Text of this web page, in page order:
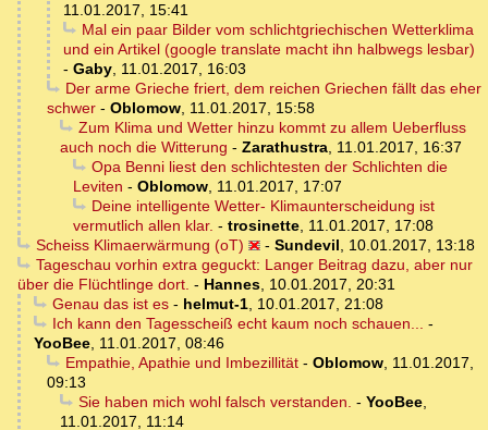
11.01.2017, 15:41
Mal ein paar Bilder vom schlichtgriechischen Wetterklima
und ein Artikel (google translate macht ihn halbwegs lesbar)
- Gaby, 11.01.2017, 16:03
Der arme Grieche friert, dem reichen Griechen fällt das eher
schwer - Oblomow, 11.01.2017, 15:58
Zum Klima und Wetter hinzu kommt zu allem Ueberfluss
auch noch die Witterung - Zarathustra, 11.01.2017, 16:37
Opa Benni liest den schlichtesten der Schlichten die
Leviten - Oblomow, 11.01.2017, 17:07
Deine intelligente Wetter- Klimaunterscheidung ist
vermutlich allen klar. - trosinette, 11.01.2017, 17:08
Scheiss Klimaerwärmung (oT)
- Sundevil, 10.01.2017, 13:18
Tageschau vorhin extra geguckt: Langer Beitrag dazu, aber nur
über die Flüchtlinge dort. - Hannes, 10.01.2017, 20:31
Genau das ist es- helmut-1, 10.01.2017, 21:08
Ich kann den Tagesscheiß echt kaum noch schauen... -
YooBee, 11.01.2017, 08:46
Empathie, Apathie und Imbezillität- Oblomow, 11.01.2017,
09:13
Sie haben mich wohl falsch verstanden. - YooBee,
11.01.2017, 11:14